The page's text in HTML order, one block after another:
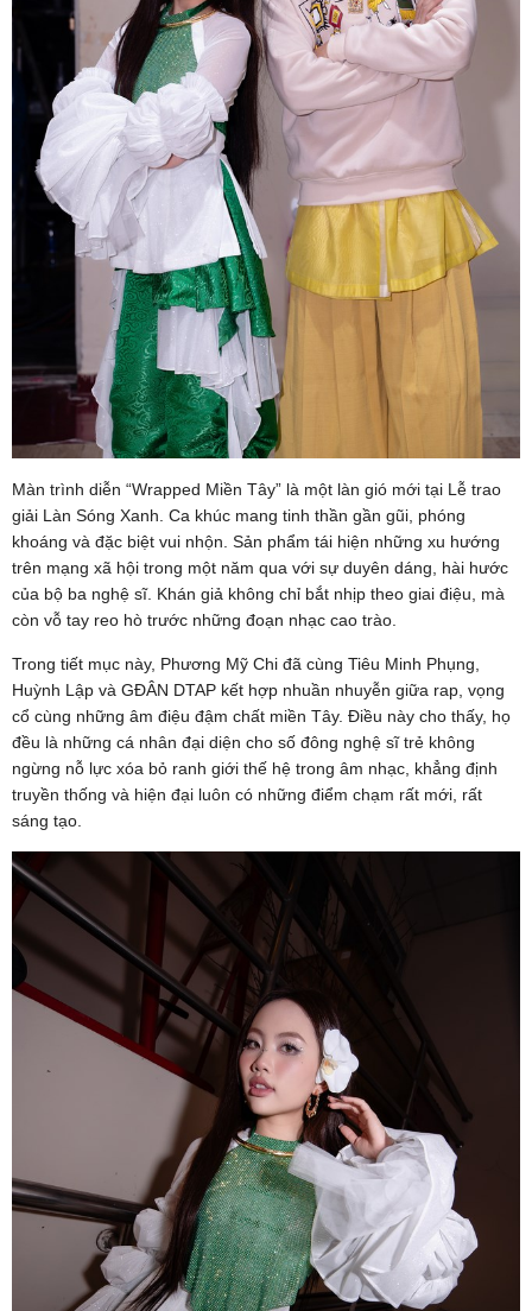
Màn trình diễn “Wrapped Miền Tây” là một làn gió mới tại Lễ trao
giải Làn Sóng Xanh. Ca khúc mang tinh thần gần gũi, phóng
khoáng và đặc biệt vui nhộn. Sản phẩm tái hiện những xu hướng
trên mạng xã hội trong một năm qua với sự duyên dáng, hài hước
của bộ ba nghệ sĩ. Khán giả không chỉ bắt nhịp theo giai điệu, mà
còn vỗ tay reo hò trước những đoạn nhạc cao trào.
Trong tiết mục này, Phương Mỹ Chi đã cùng Tiêu Minh Phụng,
Huỳnh Lập và GĐÂN DTAP kết hợp nhuần nhuyễn giữa rap, vọng
cổ cùng những âm điệu đậm chất miền Tây. Điều này cho thấy, họ
đều là những cá nhân đại diện cho số đông nghệ sĩ trẻ không
ngừng nỗ lực xóa bỏ ranh giới thế hệ trong âm nhạc, khẳng định
truyền thống và hiện đại luôn có những điểm chạm rất mới, rất
sáng tạo.